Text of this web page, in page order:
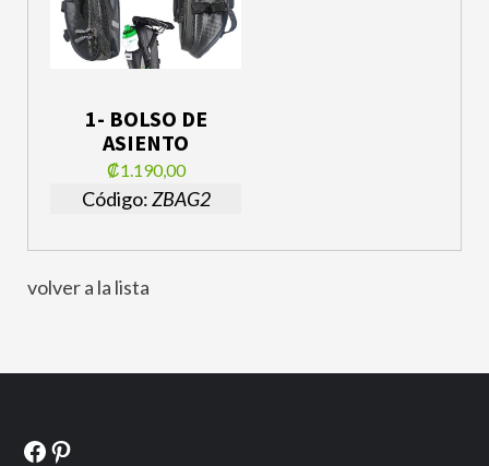
1- BOLSO DE
ASIENTO
₡1.190,00
Código:ZBAG2
volver a la lista
Facebook
Pinterest